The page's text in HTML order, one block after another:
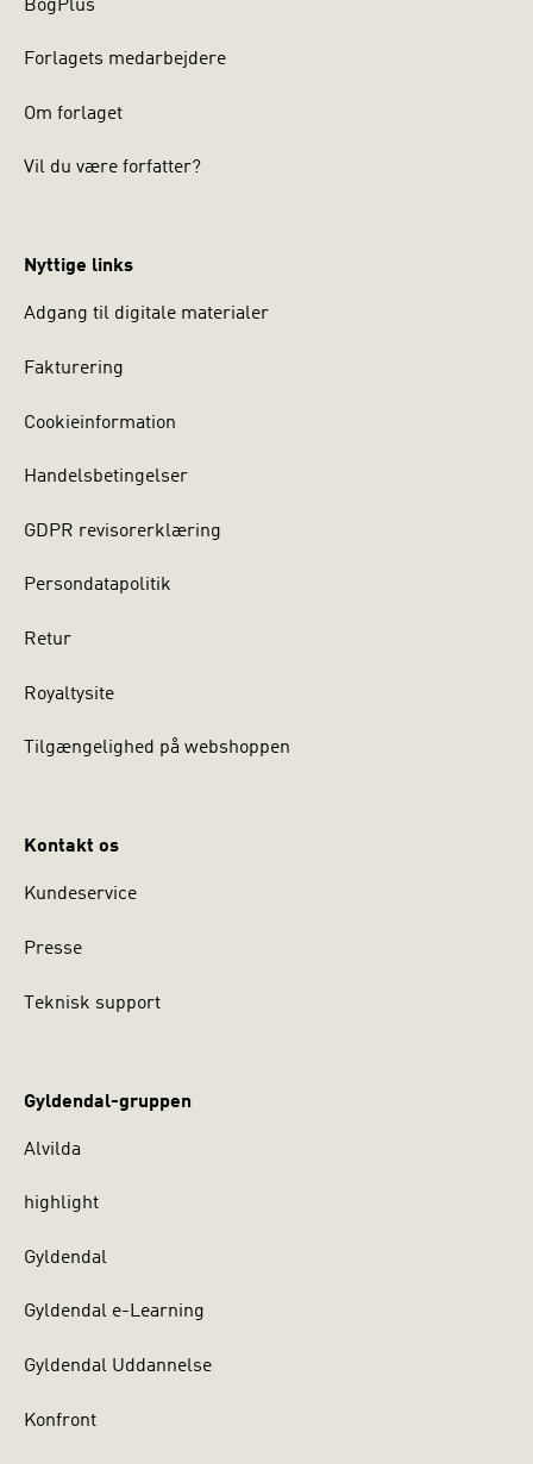
BogPlus
Forlagets medarbejdere
Om forlaget
Vil du være forfatter?
Nyttige links
Adgang til digitale materialer
Fakturering
Cookieinformation
Handelsbetingelser
GDPR revisorerklæring
Persondatapolitik
Retur
Royaltysite
Tilgængelighed på webshoppen
Kontakt os
Kundeservice
Presse
Teknisk support
Gyldendal-gruppen
Alvilda
highlight
Gyldendal
Gyldendal e-Learning
Gyldendal Uddannelse
Konfront